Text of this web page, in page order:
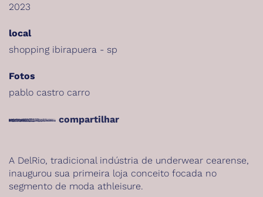
2023
local
shopping ibirapuera - sp
Fotos
pablo castro carro
compartilhar
A DelRio, tradicional indústria de underwear cearense,
inaugurou sua primeira loja conceito focada no
segmento de moda athleisure.